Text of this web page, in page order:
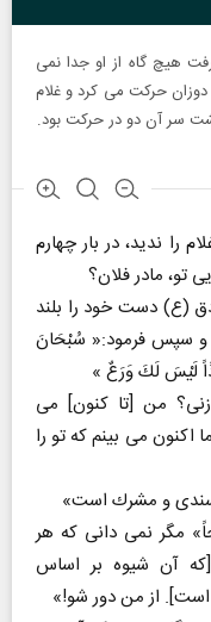
هیچ گاه از او جدا نمی
حركت می كرد و غلام
سر آن دو در حركت بود.
را ندید، در بار چهارم
تو، مادر فلان؟
(ع) دست خود را بلند
و سپس فرمود:« سُبْحَانَ
لَیْسَ لَكَ وَرَعٌ »
من [تا كنون] می
اكنون می بینم كه تو را
سندی و مشرك است»
مگر نمی دانی كه هر
[كه آن شیوه بر اساس
است]. از من دور شو!»